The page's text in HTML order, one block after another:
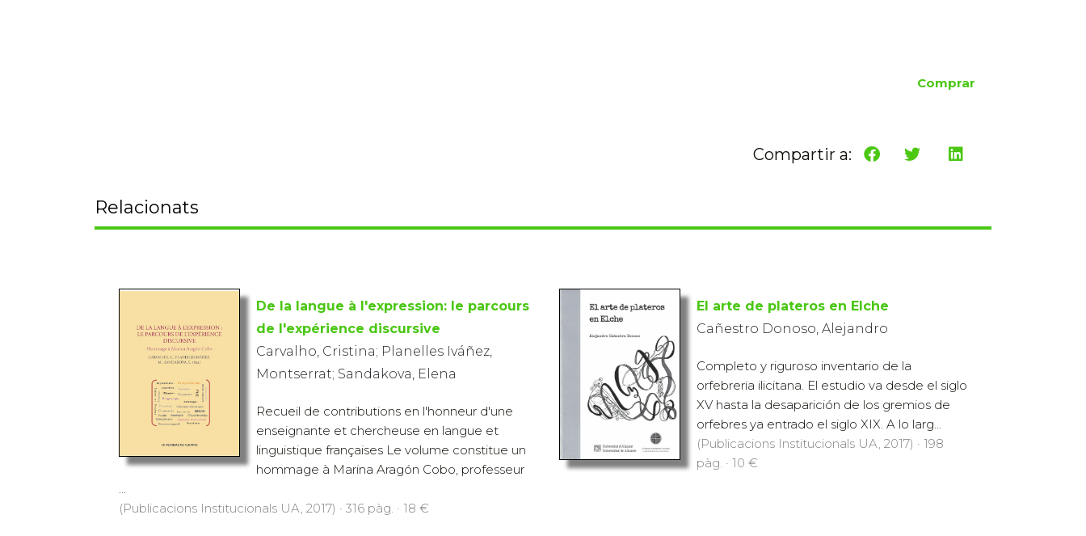
Comprar
Compartir a:
Relacionats
De la langue à l'expression: le parcours
de l'expérience discursive
Carvalho, Cristina; Planelles Iváñez,
Montserrat; Sandakova, Elena
Recueil de contributions en l'honneur d'une
enseignante et chercheuse en langue et
linguistique françaises Le volume constitue un
hommage à Marina Aragón Cobo, professeur
...
(Publicacions Institucionals UA, 2017) · 316 pàg. · 18 €
El arte de plateros en Elche
Cañestro Donoso, Alejandro
Completo y riguroso inventario de la
orfebreria ilicitana. El estudio va desde el siglo
XV hasta la desaparición de los gremios de
orfebres ya entrado el siglo XIX. A lo larg...
(Publicacions Institucionals UA, 2017) · 198
pàg. · 10 €